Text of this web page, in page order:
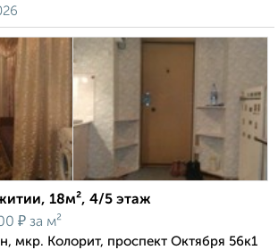
18м², 4/5 этаж
₽ за м²
мкр. Колорит, проспект Октября 56к1